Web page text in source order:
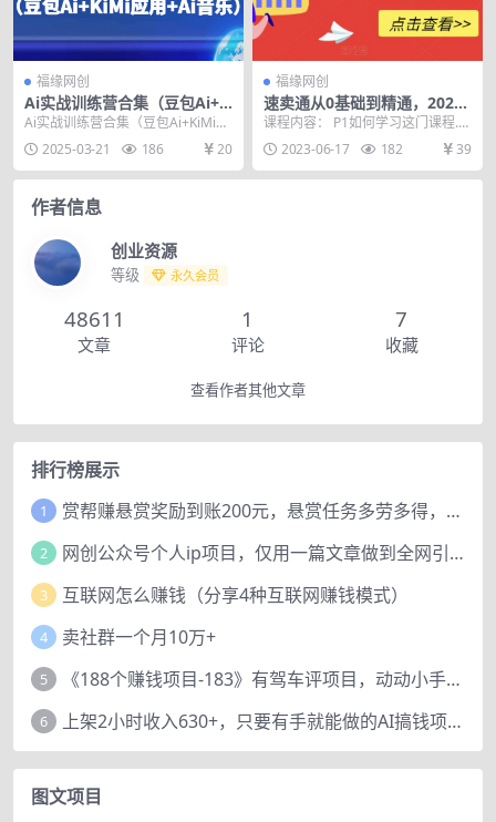
福缘网创
Ai实战训练营合集（豆包Ai+K
iMi应用+Ai音乐），帮助你高
效完成日常工作与创作
Ai实战训练营合集（豆包Ai+KiMi应
用+Ai音乐）。基础操作到高级技巧
的多个...
2025-03-21 186 20
福缘网创
速卖通从0基础到精通，2023
跨境电商-速卖通运营实战全流
程
课程内容： P1如何学习这门课程.m
p4 P2认识速卖通.mp4 P3速卖通开
店...2023-06-17 182 39
作者信息
创业资源
等级 永久会员
48611
文章
1
评论
7
收藏
查看作者其他文章
排行榜展示
1 赏帮赚悬赏奖励到账200元，悬赏任务多劳多得，人人可做。
2 网创公众号个人ip项目，仅用一篇文章做到全网引流！
3 互联网怎么赚钱（分享4种互联网赚钱模式）
4 卖社群一个月10万+
5 《188个赚钱项目-183》有驾车评项目，动动小手，复制粘贴赚44元！
6 上架2小时收入630+，只要有手就能做的AI搞钱项目，奶奶看完都能学会!
图文项目